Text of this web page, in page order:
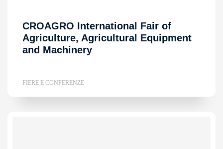
CROAGRO International Fair of
Agriculture, Agricultural Equipment
and Machinery
FIERE E CONFERENZE